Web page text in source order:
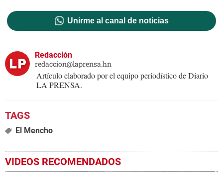
Unirme al canal de noticias
Redacción
redaccion@laprensa.hn
Artículo elaborado por el equipo periodístico de Diario
LA PRENSA.
El Mencho
VIDEOS RECOMENDADOS